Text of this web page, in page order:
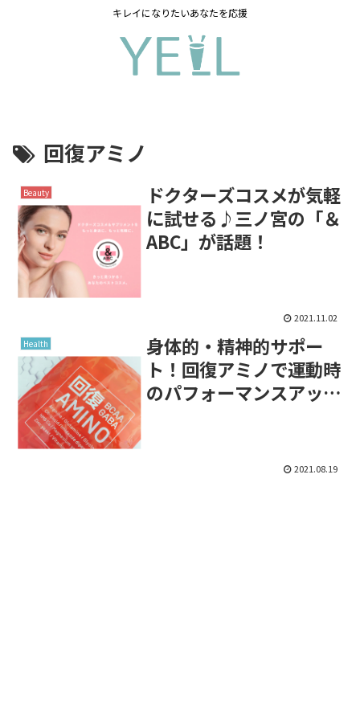
キレイになりたいあなたを応援
回復アミノ
Beauty
ドクターズコスメが気軽
に試せる♪三ノ宮の「＆
ABC」が話題！
2021.11.02
Health
身体的・精神的サポー
ト！回復アミノで運動時
のパフォーマンスアッ
2021.08.19